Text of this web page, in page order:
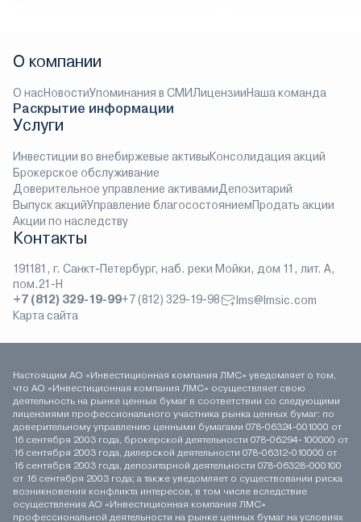
О компании
О насНовостиУпоминания в СМИЛицензииНаша команда
Раскрытие информации
Услуги
Инвестиции во внебиржевые активыКонсолидация акций
Брокерское обслуживание
Доверительное управление активамиДепозитарий
Выпуск акцийУправление благосостояниемПродать акции
Акции по наследству
Контакты
191181, г. Санкт-Петербург, наб. реки Мойки, дом 11, лит. А,
пом.21-Н
+7 (812) 329-19-99+7 (812) 329-19-98
lms@lmsic.com
Карта сайта
Настоящим АО «Инвестиционная компания ЛМС» уведомляет о том,
что АО «Инвестиционная компания ЛМС» осуществляет свою
деятельность на рынке ценных бумаг в соответствии со следующими
лицензиями профессионального участника рынка ценных бумаг: по
доверительному управлению ценными бумагами 078-06324-001000 от
16 сентября 2003 года, брокерской деятельности 078-06294-100000 от
16 сентября 2003 года, дилерской деятельности 078-06312-010000 от
16 сентября 2003 года, депозитарной деятельности 078-06328-000100
от 16 сентября 2003 года; а также уведомляет о существовании риска
возникновения конфликта интересов, в том числе вследствие
осуществления АО «Инвестиционная компания ЛМС»
профессиональной деятельности на рынке ценных бумаг на условиях